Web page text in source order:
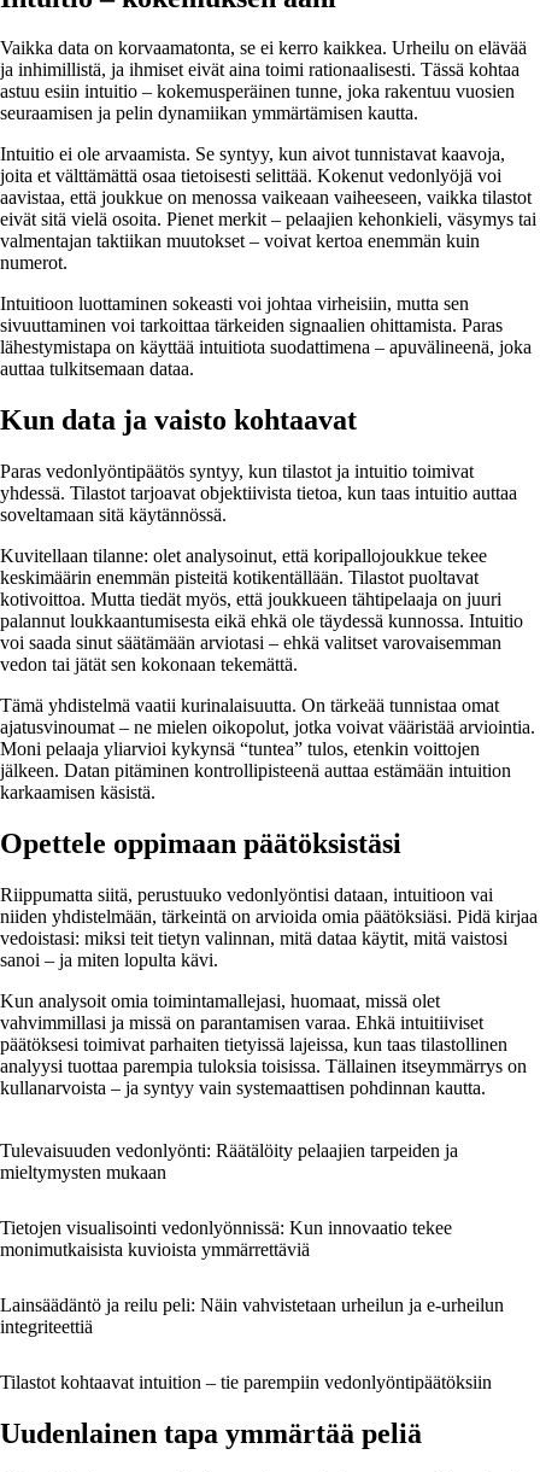
Vaikka data on korvaamatonta, se ei kerro kaikkea. Urheilu on elävää
ja inhimillistä, ja ihmiset eivät aina toimi rationaalisesti. Tässä kohtaa
astuu esiin intuitio – kokemusperäinen tunne, joka rakentuu vuosien
seuraamisen ja pelin dynamiikan ymmärtämisen kautta.
Intuitio ei ole arvaamista. Se syntyy, kun aivot tunnistavat kaavoja,
joita et välttämättä osaa tietoisesti selittää. Kokenut vedonlyöjä voi
aavistaa, että joukkue on menossa vaikeaan vaiheeseen, vaikka tilastot
eivät sitä vielä osoita. Pienet merkit – pelaajien kehonkieli, väsymys tai
valmentajan taktiikan muutokset – voivat kertoa enemmän kuin
numerot.
Intuitioon luottaminen sokeasti voi johtaa virheisiin, mutta sen
sivuuttaminen voi tarkoittaa tärkeiden signaalien ohittamista. Paras
lähestymistapa on käyttää intuitiota suodattimena – apuvälineenä, joka
auttaa tulkitsemaan dataa.
Kun data ja vaisto kohtaavat
Paras vedonlyöntipäätös syntyy, kun tilastot ja intuitio toimivat
yhdessä. Tilastot tarjoavat objektiivista tietoa, kun taas intuitio auttaa
soveltamaan sitä käytännössä.
Kuvitellaan tilanne: olet analysoinut, että koripallojoukkue tekee
keskimäärin enemmän pisteitä kotikentällään. Tilastot puoltavat
kotivoittoa. Mutta tiedät myös, että joukkueen tähtipelaaja on juuri
palannut loukkaantumisesta eikä ehkä ole täydessä kunnossa. Intuitio
voi saada sinut säätämään arviotasi – ehkä valitset varovaisemman
vedon tai jätät sen kokonaan tekemättä.
Tämä yhdistelmä vaatii kurinalaisuutta. On tärkeää tunnistaa omat
ajatusvinoumat – ne mielen oikopolut, jotka voivat vääristää arviointia.
Moni pelaaja yliarvioi kykynsä “tuntea” tulos, etenkin voittojen
jälkeen. Datan pitäminen kontrollipisteenä auttaa estämään intuition
karkaamisen käsistä.
Opettele oppimaan päätöksistäsi
Riippumatta siitä, perustuuko vedonlyöntisi dataan, intuitioon vai
niiden yhdistelmään, tärkeintä on arvioida omia päätöksiäsi. Pidä kirjaa
vedoistasi: miksi teit tietyn valinnan, mitä dataa käytit, mitä vaistosi
sanoi – ja miten lopulta kävi.
Kun analysoit omia toimintamallejasi, huomaat, missä olet
vahvimmillasi ja missä on parantamisen varaa. Ehkä intuitiiviset
päätöksesi toimivat parhaiten tietyissä lajeissa, kun taas tilastollinen
analyysi tuottaa parempia tuloksia toisissa. Tällainen itseymmärrys on
kullanarvoista – ja syntyy vain systemaattisen pohdinnan kautta.
Tulevaisuuden vedonlyönti: Räätälöity pelaajien tarpeiden ja
mieltymysten mukaan
Tietojen visualisointi vedonlyönnissä: Kun innovaatio tekee
monimutkaisista kuvioista ymmärrettäviä
Lainsäädäntö ja reilu peli: Näin vahvistetaan urheilun ja e-urheilun
integriteettiä
Tilastot kohtaavat intuition – tie parempiin vedonlyöntipäätöksiin
Uudenlainen tapa ymmärtää peliä